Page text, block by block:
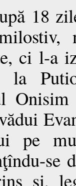
18
ci l-a
la
pe
se
şi,